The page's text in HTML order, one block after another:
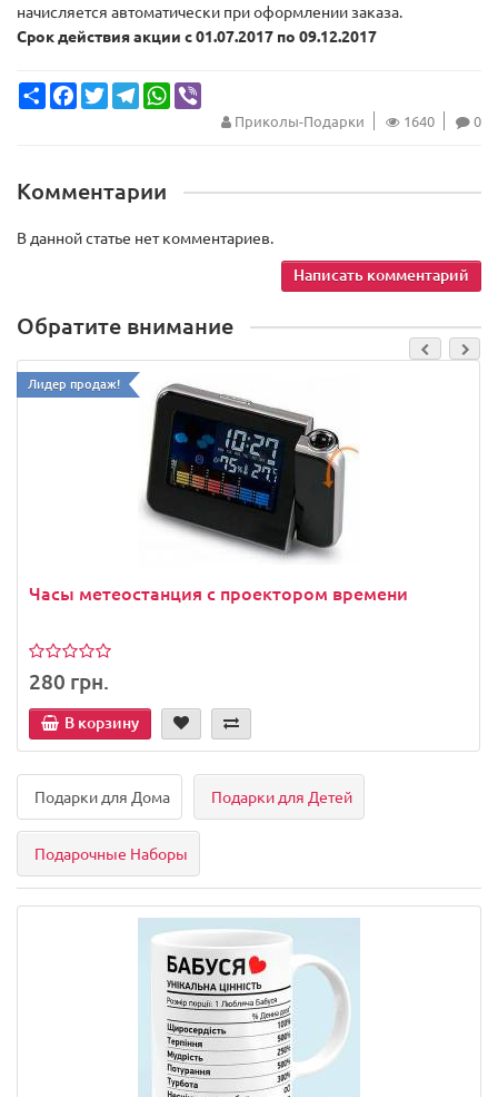
начисляется автоматически при оформлении заказа.
Срок действия акции с 01.07.2017 по 09.12.2017
Share FacebookTwitterTelegramWhatsApp
Приколы-Подарки 1640 0
Комментарии
В данной статье нет комментариев.
Написать комментарий
Обратите внимание
Лидер продаж!
Часы метеостанция с проектором времени
280 грн.
В корзину
Подарки для Дома Подарки для Детей
Подарочные Наборы